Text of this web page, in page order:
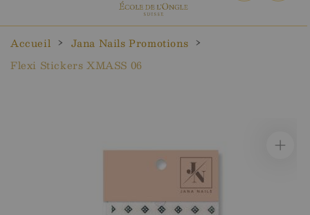
Accueil
Jana Nails Promotions
Flexi Stickers XMASS 06